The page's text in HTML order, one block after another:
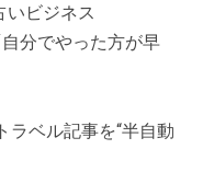
いビジネス
分でやった方が早
ラベル記事を“半自動